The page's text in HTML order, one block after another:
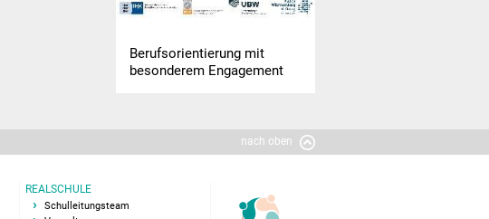
Berufsorientierung mit
besonderem Engagement
nach oben
REALSCHULE
Schulleitungsteam